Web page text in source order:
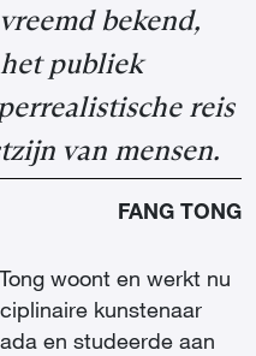
bekend,
publiek
reis
van mensen.
FANG TONG
woont en werkt nu
kunstenaar
en studeerde aan